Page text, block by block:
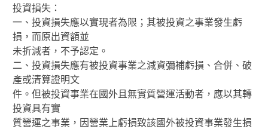
投資損失：
一、投資損失應以實現者為限；其被投資之事業發生虧
損，而原出資額並
未折減者，不予認定。
二、投資損失應有被投資事業之減資彌補虧損、合併、破
產或清算證明文
件。但被投資事業在國外且無實質營運活動者，應以其轉
投資具有實
質營運之事業，因營業上虧損致該國外被投資事業發生損